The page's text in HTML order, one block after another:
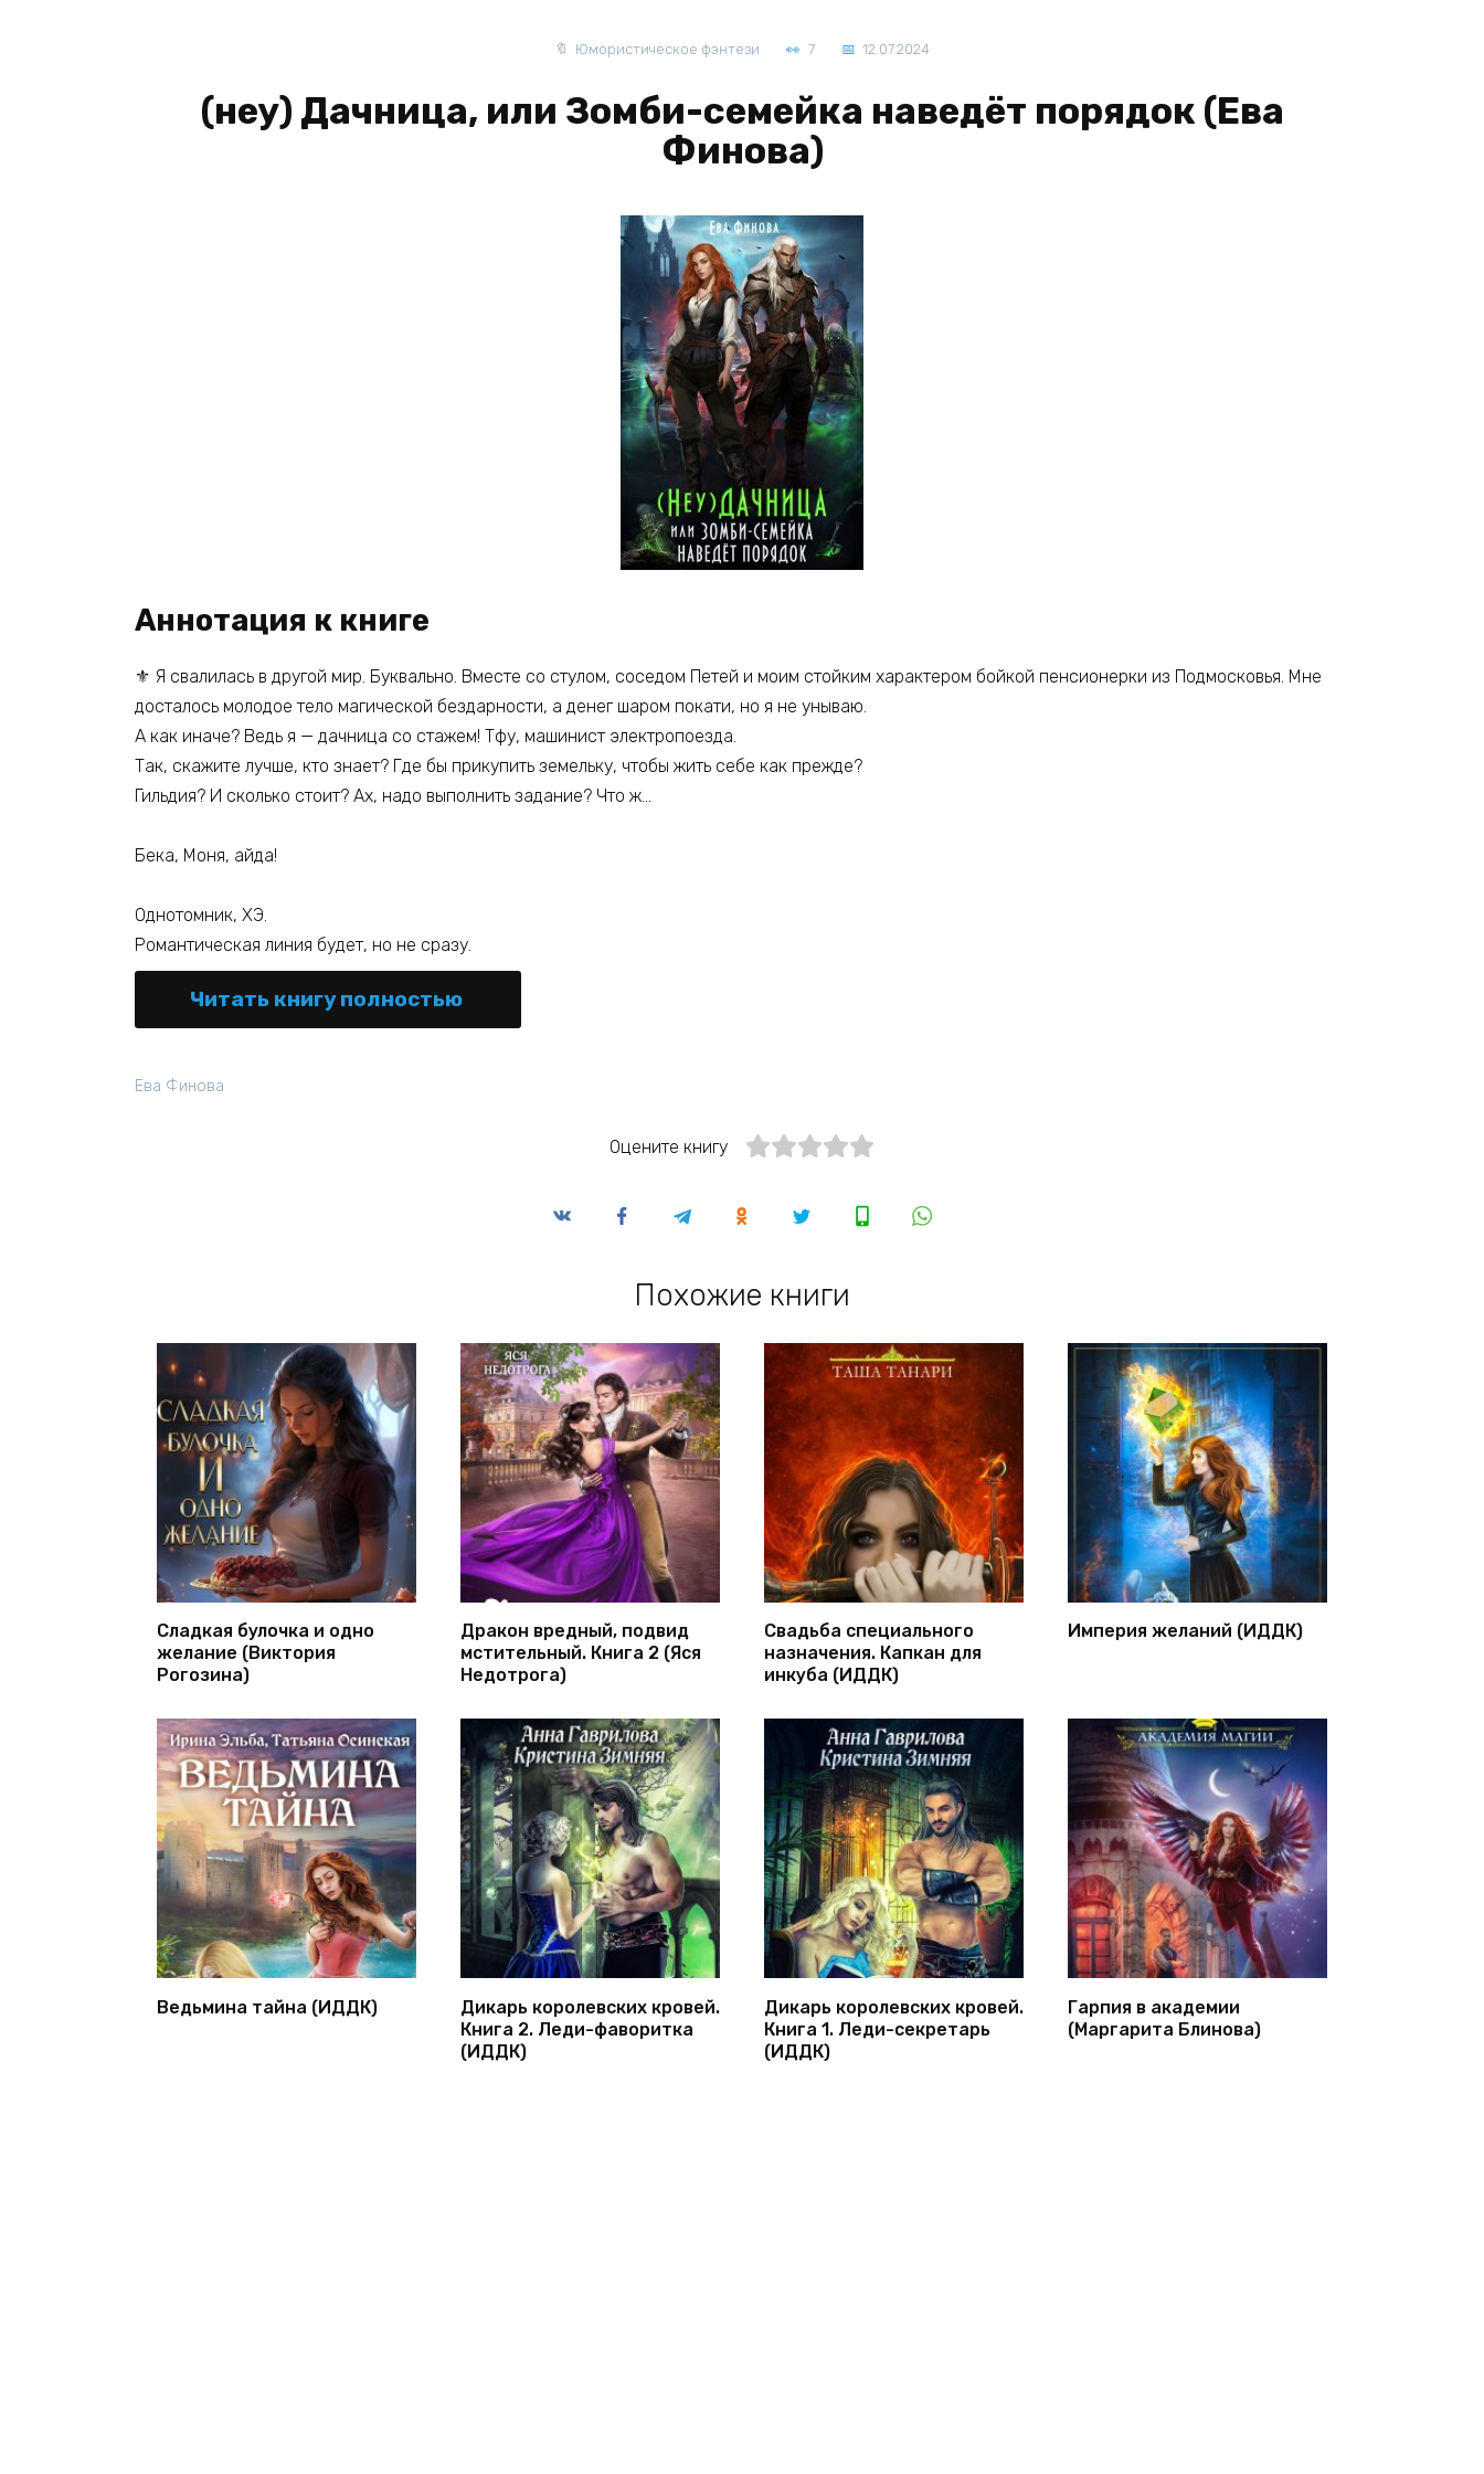
Юмористическое фэнтези 7 12.07.2024
(неу) Дачница, или Зомби-семейка наведёт порядок (Ева
Финова)
Аннотация к книге
⚜️ Я свалилась в другой мир. Буквально. Вместе со стулом, соседом Петей и моим стойким характером бойкой пенсионерки из Подмосковья. Мне
досталось молодое тело магической бездарности, а денег шаром покати, но я не унываю.
А как иначе? Ведь я — дачница со стажем! Тфу, машинист электропоезда.
Так, скажите лучше, кто знает? Где бы прикупить земельку, чтобы жить себе как прежде?
Гильдия? И сколько стоит? Ах, надо выполнить задание? Что ж…
Бека, Моня, айда!
Однотомник, ХЭ.
Романтическая линия будет, но не сразу.
Читать книгу полностью
Ева Финова
Оцените книгу
Похожие книги
Сладкая булочка и одно
желание (Виктория
Рогозина)
Дракон вредный, подвид
мстительный. Книга 2 (Яся
Недотрога)
Свадьба специального
назначения. Капкан для
инкуба (ИДДК)
Империя желаний (ИДДК)
Ведьмина тайна (ИДДК)
Дикарь королевских кровей.
Книга 2. Леди-фаворитка
(ИДДК)
Дикарь королевских кровей.
Книга 1. Леди-секретарь
(ИДДК)
Гарпия в академии
(Маргарита Блинова)